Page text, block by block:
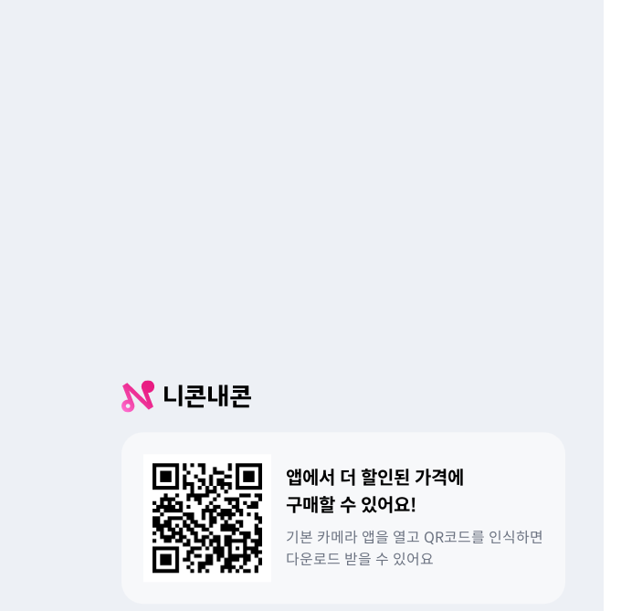
앱에서 더 할인된 가격에
구매할 수 있어요!
기본 카메라 앱을 열고 QR코드를 인식하면
다운로드 받을 수 있어요